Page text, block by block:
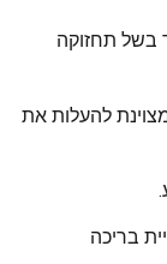
בשל תחזוקה
להעלות את
בריכה